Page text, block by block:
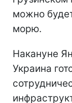
можно
морю.
Накануне
Украина